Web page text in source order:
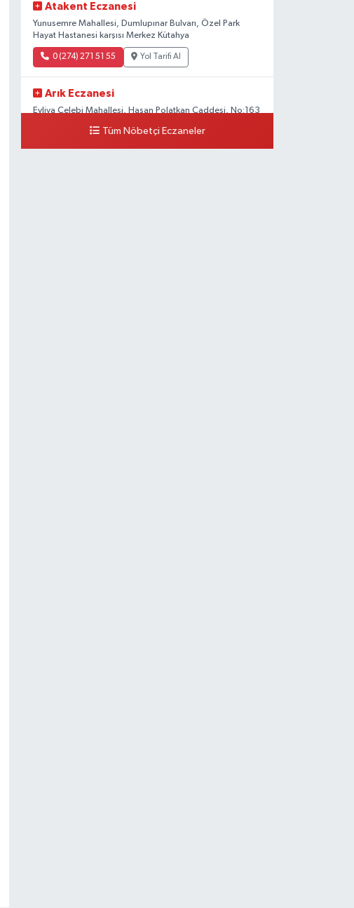
Atakent Eczanesi
Yunusemre Mahallesi, Dumlupınar Bulvarı, Özel Park
Hayat Hastanesi karşısı Merkez Kütahya
0 (274) 271 51 55 Yol Tarifi Al
Arık Eczanesi
Evliya Çelebi Mahallesi, Hasan Polatkan Caddesi, No:163
Tüm Nöbetçi Eczaneler